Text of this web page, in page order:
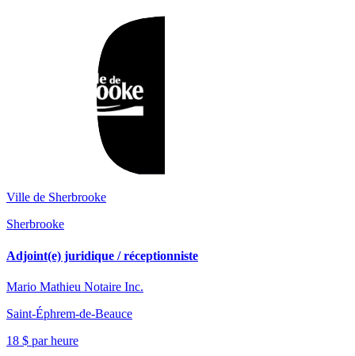
Ville de Sherbrooke
Sherbrooke
Adjoint(e) juridique / réceptionniste
Mario Mathieu Notaire Inc.
Saint-Éphrem-de-Beauce
18 $ par heure